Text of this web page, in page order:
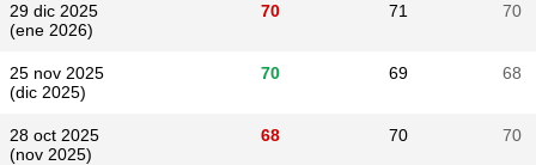
29 dic 2025
(ene 2026)
70 71 70
25 nov 2025
(dic 2025)
70 69 68
28 oct 2025
(nov 2025)
68 70 70